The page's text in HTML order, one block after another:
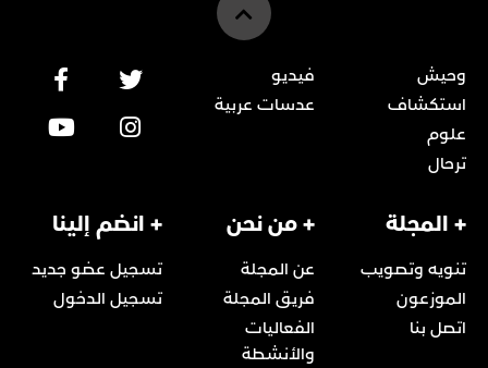
وحيش
استكشاف
علوم
ترحال
فيديو
عدسات عربية
+ المجلة
تنويه وتصويب
الموزعون
اتصل بنا
+ من نحن
عن المجلة
فريق المجلة
الفعاليات
والأنشطة
+ انضم إلينا
تسجيل عضو جديد
تسجيل الدخول